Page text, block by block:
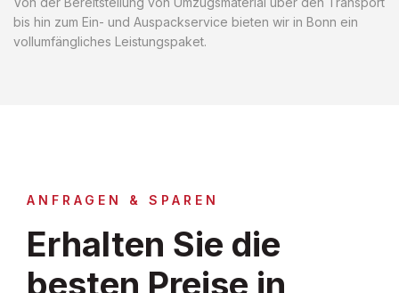
bis hin zum Ein- und Auspackservice bieten wir in Bonn ein
vollumfängliches Leistungspaket.
ANFRAGEN & SPAREN
Erhalten Sie die
besten Preise in